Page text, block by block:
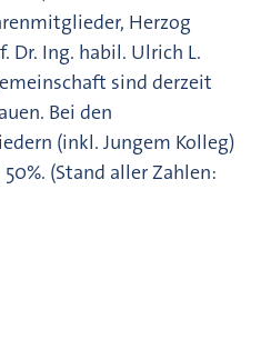
Herzog
Dr. Ing. habil. Ulrich L.
sind derzeit
Bei den
(inkl. Jungem Kolleg)
(Stand aller Zahlen: